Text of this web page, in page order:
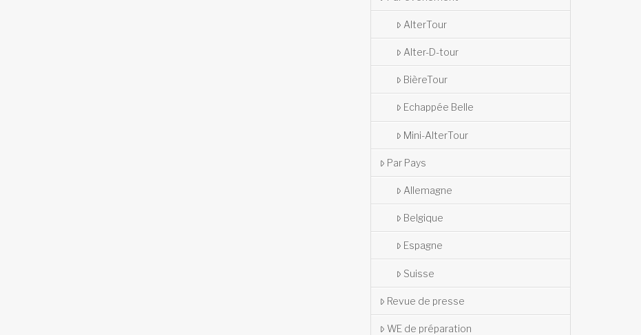
AlterTour
Alter-D-tour
BièreTour
Echappée Belle
Mini-AlterTour
Par Pays
Allemagne
Belgique
Espagne
Suisse
Revue de presse
WE de préparation